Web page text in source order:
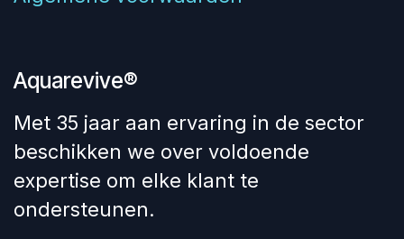
Aquarevive®
Met 35 jaar aan ervaring in de sector
beschikken we over voldoende
expertise om elke klant te
ondersteunen.